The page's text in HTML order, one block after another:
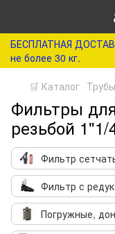
БЕСПЛАТНАЯ
не более 30 кг.
🛒 Каталог
Фильтры
резьбой 1"1/
Фильтр
Фильтр с
Погружные,